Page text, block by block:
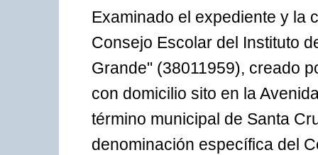
Examinado el expediente y la
Consejo Escolar del Instituto
Grande" (38011959), creado
con domicilio sito en la
término municipal de Santa
denominación específica del